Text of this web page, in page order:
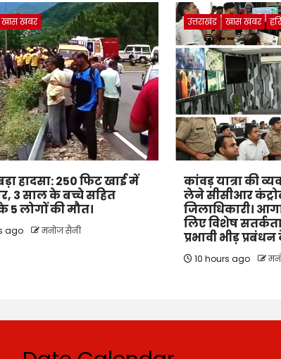
खास खबर
हादसा: 250 फिट खाई में
3 साल के बच्चे सहित
के 5 लोगों की मौत।
ago मनोज सैनी
उत्तराखंड खास खबर
कांवड़ यात्रा की
लेने सीसीआर
जिलाधिकारी।
लिए विशेष
प्रभावी भीड़ प्रबंधन
10 hours ago